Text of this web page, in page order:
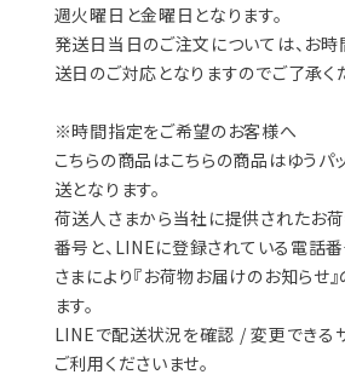
週火曜日と金曜日となります。
発送日当日のご注文については、お時
送日のご対応となりますのでご了承く
※時間指定をご希望のお客様へ
こちらの商品はこちらの商品はゆうパ
送となります。
荷送人さまから当社に提供されたお
番号と、LINEに登録されている電話
さまにより『お荷物お届けのお知らせ
ます。
LINEで配送状況を確認 / 変更できる
ご利用くださいませ。